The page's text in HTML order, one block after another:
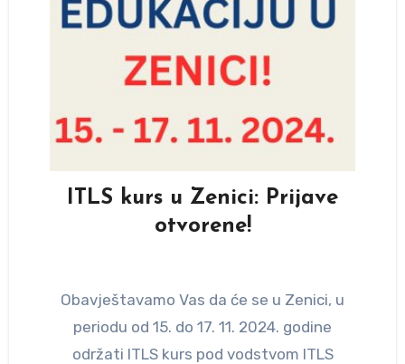
ITLS kurs u Zenici: Prijave
otvorene!
Obavještavamo Vas da će se u Zenici, u
periodu od 15. do 17. 11. 2024. godine
održati ITLS kurs pod vodstvom ITLS